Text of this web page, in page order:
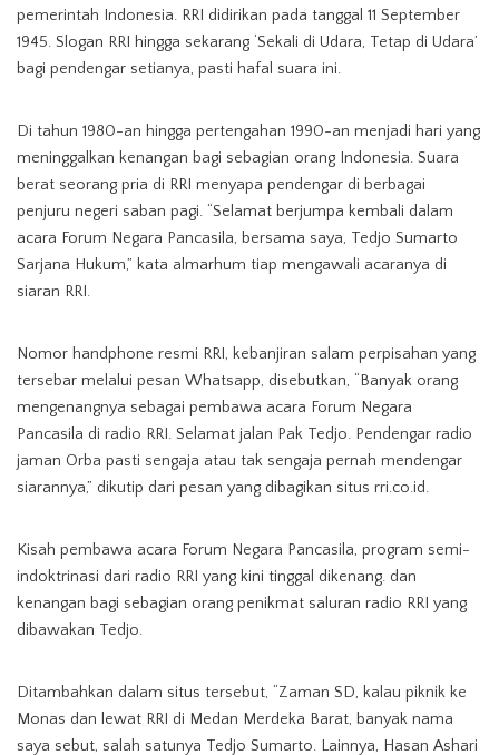
pemerintah Indonesia. RRI didirikan pada tanggal 11 September
1945. Slogan RRI hingga sekarang ‘Sekali di Udara, Tetap di Udara’
bagi pendengar setianya, pasti hafal suara ini.
Di tahun 1980-an hingga pertengahan 1990-an menjadi hari yang
meninggalkan kenangan bagi sebagian orang Indonesia. Suara
berat seorang pria di RRI menyapa pendengar di berbagai
penjuru negeri saban pagi. “Selamat berjumpa kembali dalam
acara Forum Negara Pancasila, bersama saya, Tedjo Sumarto
Sarjana Hukum,” kata almarhum tiap mengawali acaranya di
siaran RRI.
Nomor handphone resmi RRI, kebanjiran salam perpisahan yang
tersebar melalui pesan Whatsapp, disebutkan, “Banyak orang
mengenangnya sebagai pembawa acara Forum Negara
Pancasila di radio RRI. Selamat jalan Pak Tedjo. Pendengar radio
jaman Orba pasti sengaja atau tak sengaja pernah mendengar
siarannya,” dikutip dari pesan yang dibagikan situs rri.co.id.
Kisah pembawa acara Forum Negara Pancasila, program semi-
indoktrinasi dari radio RRI yang kini tinggal dikenang. dan
kenangan bagi sebagian orang penikmat saluran radio RRI yang
dibawakan Tedjo.
Ditambahkan dalam situs tersebut, “Zaman SD, kalau piknik ke
Monas dan lewat RRI di Medan Merdeka Barat, banyak nama
saya sebut, salah satunya Tedjo Sumarto. Lainnya, Hasan Ashari